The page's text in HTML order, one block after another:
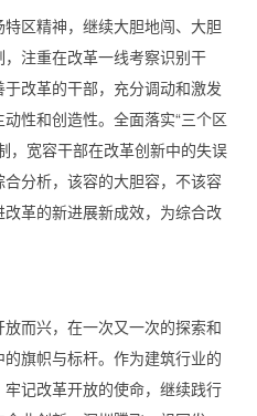
特区精神，继续大胆地闯、大胆
注重在改革一线考察识别干
改革的干部，充分调动和激发
性和创造性。全面落实“三个区
，宽容干部在改革创新中的失误
分析，该容的大胆容，不该容
革的新进展新成效，为综合改
而兴，在一次又一次的探索和
旗帜与标杆。作为建筑行业的
记改革开放的使命，继续践行